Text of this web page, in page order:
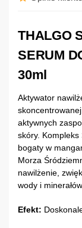
THALGO
SERUM
30ml
Aktywator
aktywnych
skóry. Kompleks
bogaty w
Morza
nawilżenie,
wody i
Efekt: